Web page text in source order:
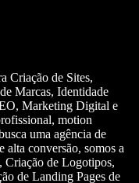
Criação de Sites,
Marcas, Identidade
Marketing Digital e
motion
uma agência de
alta conversão, somos a
Criação de Logotipos,
de Landing Pages de